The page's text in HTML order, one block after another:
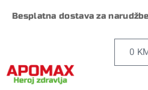
Besplatna dostava za
0